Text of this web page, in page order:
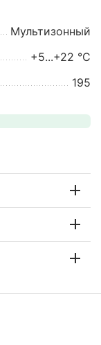
Мультизонный
+5...+22 °C
195